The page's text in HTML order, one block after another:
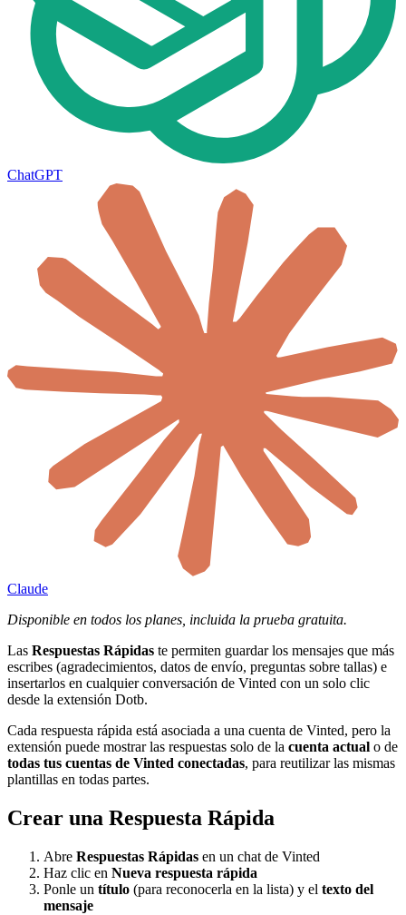
ChatGPT
Claude
Disponible en todos los planes, incluida la prueba gratuita.
Las Respuestas Rápidas te permiten guardar los mensajes que más
escribes (agradecimientos, datos de envío, preguntas sobre tallas) e
insertarlos en cualquier conversación de Vinted con un solo clic
desde la extensión Dotb.
Cada respuesta rápida está asociada a una cuenta de Vinted, pero la
extensión puede mostrar las respuestas solo de la cuenta actual o de
todas tus cuentas de Vinted conectadas, para reutilizar las mismas
plantillas en todas partes.
Crear una Respuesta Rápida
Abre Respuestas Rápidas en un chat de Vinted
Haz clic en Nueva respuesta rápida
Ponle un título (para reconocerla en la lista) y el texto del
mensaje